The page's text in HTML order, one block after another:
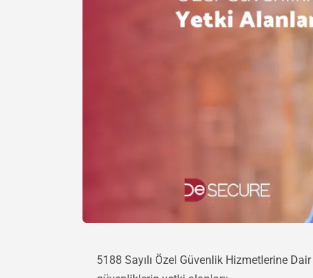
5188 Sayılı Özel Güvenlik Hizmetlerine